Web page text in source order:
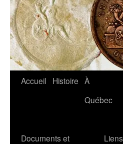
Accueil Histoire À
Québec
Documents et
Liens